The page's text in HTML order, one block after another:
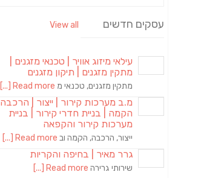
עסקים חדשים View all
עילאי מיזוג אוויר | טכנאי מזגנים |
מתקין מזגנים | תיקון מזגנים
מתקין מזגנים, טכנאי מ Read more [...]
מ.ב מערכות קירור | ייצור | הרכבה |
הקמה | בניית חדרי קירור | בניית
מערכות קירור והקפאה
ייצור, הרכבה, הקמה וב Read more [...]
גרר מאיר | בחיפה והקריות
שירותי גרירה Read more [...]